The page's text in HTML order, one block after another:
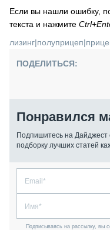
Если вы нашли ошибку,
текста и нажмите
лизинг|полуприцеп|
ПОДЕЛИТЬСЯ:
Понравился
Подпишитесь на Дайджест
подборку лучших статей
Подписываясь на рассылку, вы